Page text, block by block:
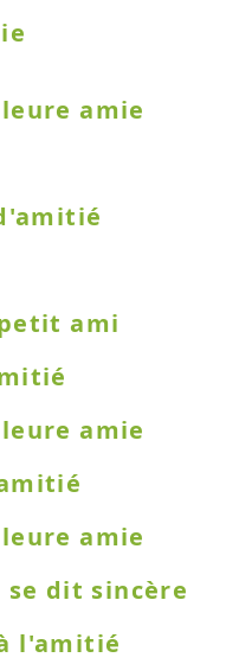
amie
ami
amie
amie
se dit sincère
l'amitié